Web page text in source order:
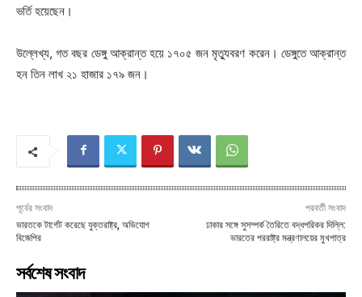
ভর্তি হয়েছেন।
উল্লেখ্য, গত বছর ডেঙ্গু আক্রান্ত হয়ে ১৭০৫ জন মৃত্যুবরণ করেন। ডেঙ্গুতে আক্রান্ত
হন তিন লাখ ২১ হাজার ১৭৯ জন।
পূর্বের সংবাদ
ভারতকে টার্গেট করেছে যুক্তরাষ্ট্র, অভিযোগ
বিজেপির
পরবর্তী সংবাদ
ঢাকার সঙ্গে সুসম্পর্ক তৈরিতে বদ্ধপরিকর দিল্লি:
ভারতের পররাষ্ট্র মন্ত্রণালয়ের মুখপাত্র
সর্বশেষ সংবাদ